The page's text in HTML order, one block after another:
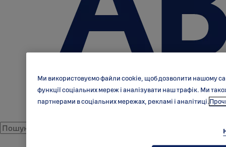
Ми використовуємо файли cookie, щоб дозволити нашому
функції соціальних мереж і аналізувати наш трафік. Ми
партнерами в соціальних мережах, рекламі і аналітиці.